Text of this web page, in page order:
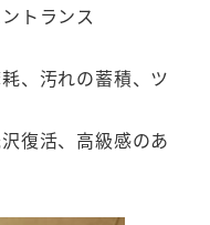
トランス
、汚れの蓄積、ツ
復活、高級感のあ